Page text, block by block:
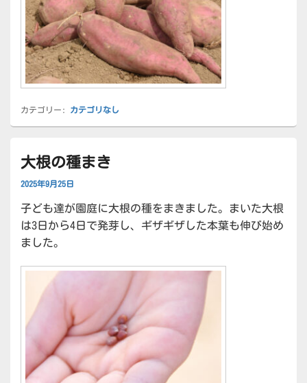
カテゴリー: カテゴリなし
大根の種まき
2025年9月25日
子ども達が園庭に大根の種をまきました。まいた大根
は3日から4日で発芽し、ギザギザした本葉も伸び始め
ました。